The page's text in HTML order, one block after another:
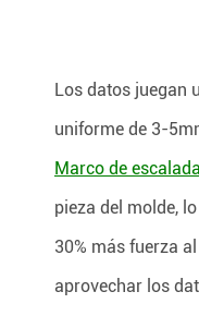
Los datos juegan
uniforme de 3-
Marco de
pieza del molde,
30% más fuerza
aprovechar los